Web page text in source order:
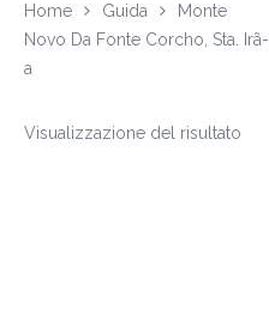
Home Guida
Monte
Novo Da Fonte Corcho, Sta. Irã­
a
Visualizzazione del risultato